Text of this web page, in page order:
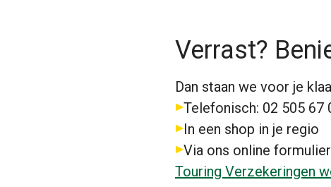
Verrast?
Dan staan we voor je
Telefonisch: 02 505 67
In een shop in je regio
Via ons online formulier
Touring Verzekeringen